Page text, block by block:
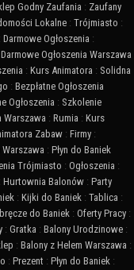
Godny Zaufania : Zaufany
Lokalne : Trójmiasto :
Darmowe Ogłoszenia :
Darmowe Ogłoszenia Warszawa
: Kurs Animatora : Solidna
: Bezpłatne Ogłoszenia
Ogłoszenia : Szkolenie
Warszawa : Rumia : Kurs
Zabaw : Firmy :
Warszawa : Płyn do Baniek
Trójmiasto : Ogłoszenia :
Hurtownia Balonów : Party
: Kijki do Baniek : Tablica :
do Baniek : Oferty Pracy :
: Gratka : Balony Urodzinowe :
: Balony z Helem Warszawa :
: Prezent : Płyn do Baniek :